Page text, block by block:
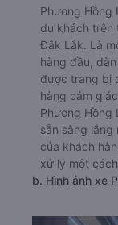
Phương Hồng
du khách trên
Đắk Lắk. Là
hàng đầu,
được trang bị
hàng cảm
Phương Hồng
sẵn sàng lắng
của khách
xử lý một
b. Hình ảnh xe